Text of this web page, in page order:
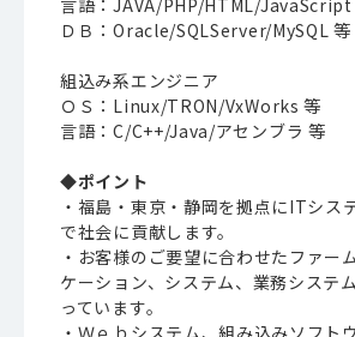
言語：JAVA/PHP/HTML/JavaScript
ＤＢ：Oracle/SQLServer/MySQL 等
組込み系エンジニア
ＯＳ：Linux/TRON/VxWorks 等
言語：C/C++/Java/アセンブラ 等
◆ポイント
・福島・東京・静岡を拠点にITシス
で社会に貢献します。
・お客様のご要望に合わせたファー
ケーション、システム、業務システ
っています。